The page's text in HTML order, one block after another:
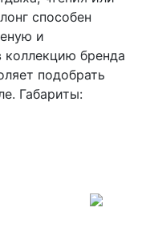
способен
и
коллекцию бренда
подобрать
Габариты: